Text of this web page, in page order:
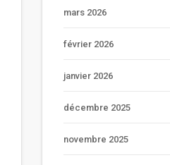
mars 2026
février 2026
janvier 2026
décembre 2025
novembre 2025